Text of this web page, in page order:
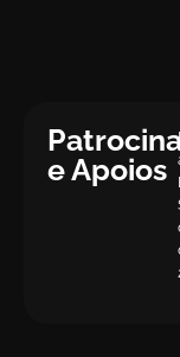
e Apoios